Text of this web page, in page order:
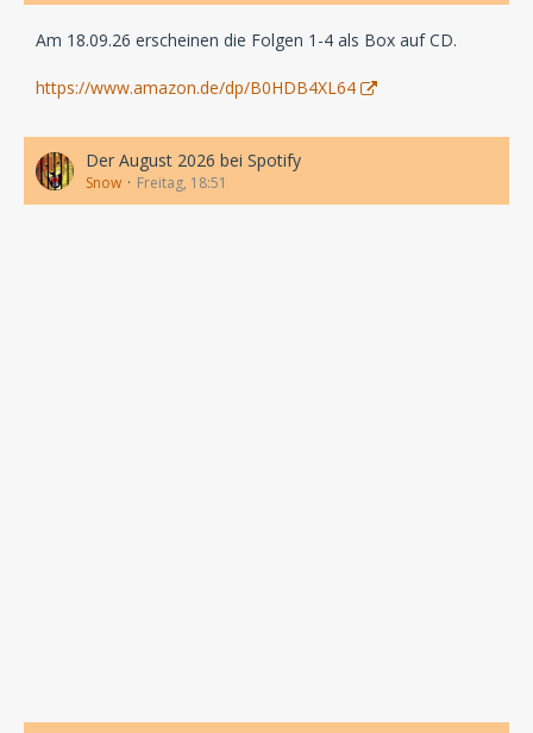
Am 18.09.26 erscheinen die Folgen 1-4 als Box auf CD.
https://www.amazon.de/dp/B0HDB4XL64
Der August 2026 bei Spotify
Snow Freitag, 18:51